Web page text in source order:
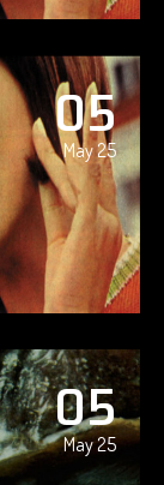
05
May 25
05
May 25